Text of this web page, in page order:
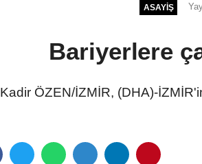
ASAYIŞ
Bariyerlere
Kadir ÖZEN/İZMİR, (DHA)-